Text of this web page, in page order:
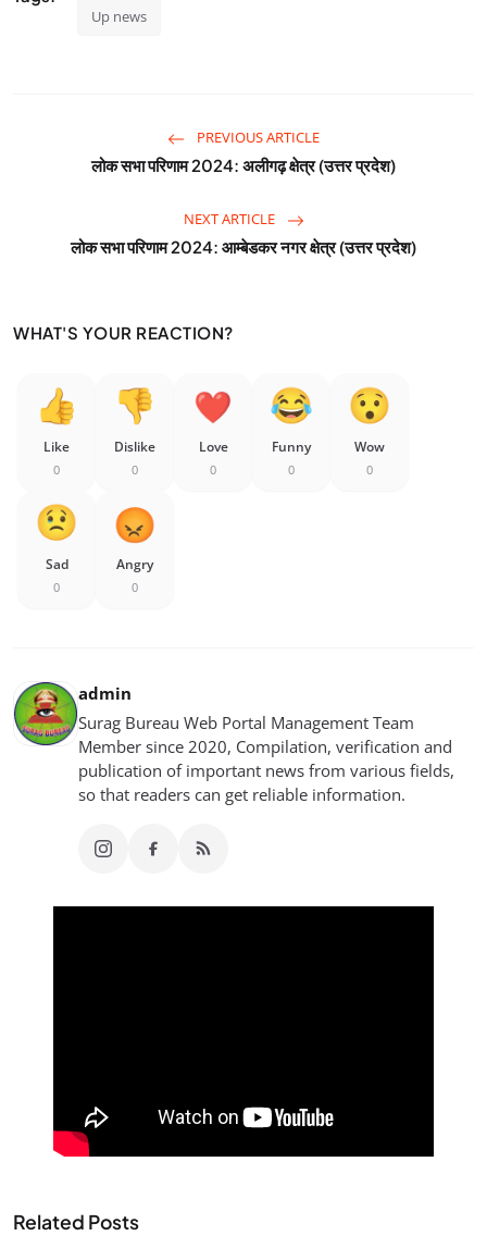
Up news
PREVIOUS ARTICLE
लोक सभा परिणाम 2024: अलीगढ़ क्षेत्र (उत्तर प्रदेश)
NEXT ARTICLE
लोक सभा परिणाम 2024: आम्बेडकर नगर क्षेत्र (उत्तर प्रदेश)
WHAT'S YOUR REACTION?
Like
0
Dislike
0
Love
0
Funny
0
Wow
0
Sad
0
Angry
0
admin
Surag Bureau Web Portal Management Team
Member since 2020, Compilation, verification and
publication of important news from various fields,
so that readers can get reliable information.
Related Posts